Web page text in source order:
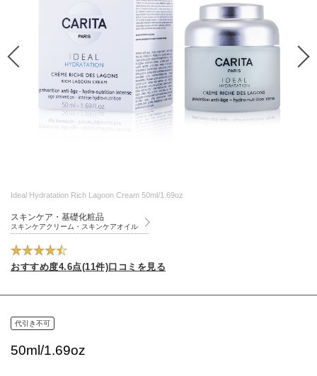
Ideal Hydratation Rich Lagoon Cream 50ml/1.69oz
スキンケア・基礎化粧品
スキンケアクリーム・スキンケアオイル
おすすめ度4.6点(11件)口コミを見る
代引き不可
50ml/1.69oz